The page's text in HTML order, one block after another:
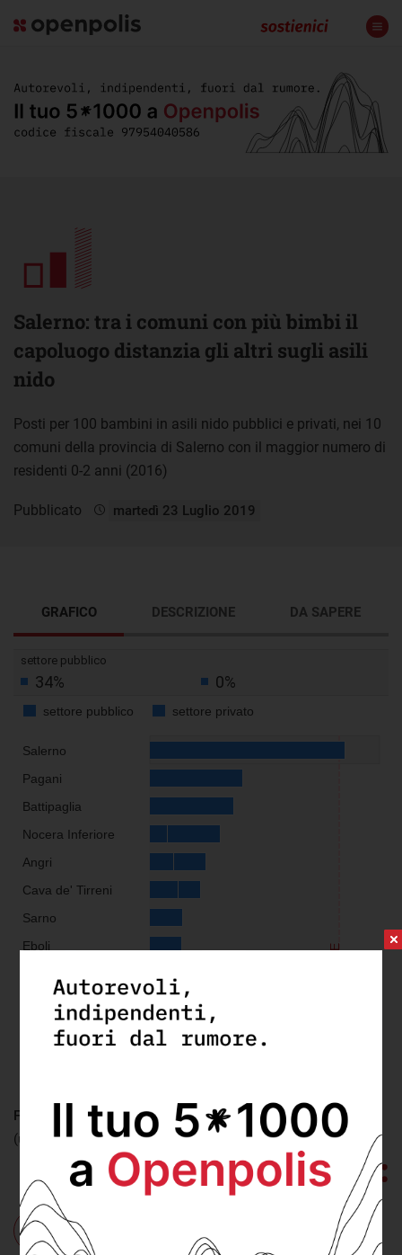
Salerno: tra i comuni con più bimbi il
capoluogo distanzia gli altri sugli asili
nido
Posti per 100 bambini in asili nido pubblici e privati, nei 10
comuni della provincia di Salerno con il maggior numero di
residenti 0-2 anni (2016)
Pubblicato martedì 23 Luglio 2019
GRAFICO DESCRIZIONE DA SAPERE
FONTE:
elaborazione openpolis - Con i bambini su dati Istat
(ultimo aggiornamento: sabato 31 Dicembre 2016)
Cosa:
Povertà educativa